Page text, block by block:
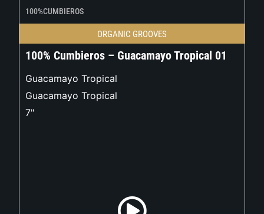
100%CUMBIEROS
ORGANIC GROOVES
100% Cumbieros – Guacamayo Tropical 01
Guacamayo Tropical
Guacamayo Tropical
7"